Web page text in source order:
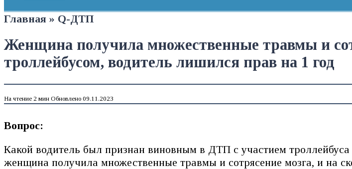
Главная » Q-ДТП
Женщина получила множественные травмы и
троллейбусом, водитель лишился прав на 1 год
На чтение 2 мин Обновлено 09.11.2023
Вопрос:
Какой водитель был признан виновным в ДТП с участием троллейбуса
женщина получила множественные травмы и сотрясение мозга, и на